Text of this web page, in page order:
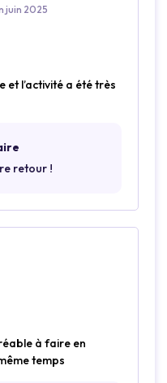
juin 2025
et l’activité a été très
retour !
à faire en
temps